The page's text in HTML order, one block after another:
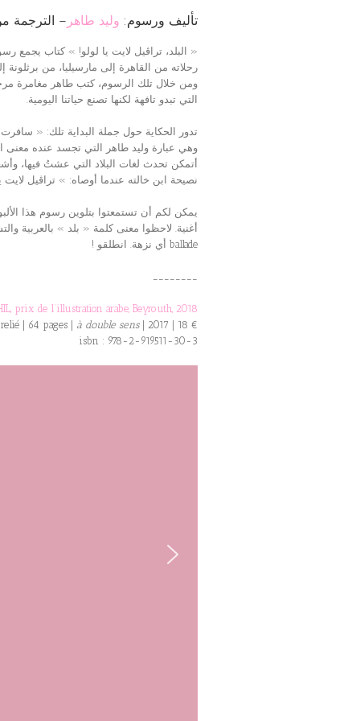
تأليف ورسوم: وليد طاهر – الترجمة
البلد، تراڨيل لايت يا لولو! » كتاب يجمع رسوم أبدعها الفنان المصري وليد طاهر خلال »
..رحلاته من القاهرة إلى مارسيليا، من
ومن خلال تلك الرسوم، كتب طاهر مغامرة
.التي تبدو تافهة لكنها تصنع حياتنا اليومية
« تدور الحكاية حول جملة البداية تلك: «
وهي عبارة وليد طاهر التي تجسد عنده
أتمكن تحدث لغات البلاد التي عشتُ فيها،
. « !نصيحة ابن خالته عندما أوصاه: » تراڨيل لايت
يمكن لكم أن تستمعتوا بتلوين رسوم هذا
أغنية. لاحظوا معنى كلمة « بلد » بالعربية
! أي نزهة. انطلقو ballade
________
prix de l’illustration arabe, Beyrouth, 2018
| 64 pages | à double sens| 2017 | 18 €
isbn : 978-2-919511-30-3